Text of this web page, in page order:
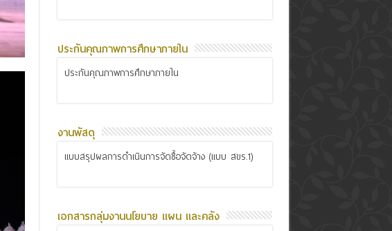
ประกันคุณภาพการศึกษาภายใน
ประกันคุณภาพการศึกษาภายใน
งานพัสดุ
แบบสรุปผลการดำเนินการจัดซื้อจัดจ้าง (แบบ สขร.1)
เอกสารกลุ่มงานนโยบาย แผน และคลัง